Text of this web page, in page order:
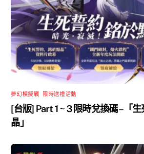
夢幻模擬戰 限時送禮活動
[台版] Part 1 ~ 3 限時兌換碼 –「
晶」